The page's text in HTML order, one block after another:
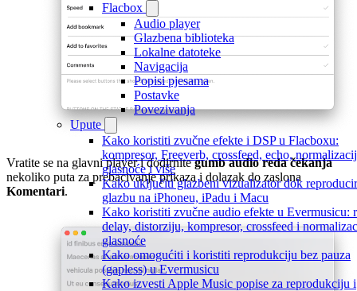
Flacbox
Audio player
Glazbena biblioteka
Lokalne datoteke
Navigacija
Popisi pjesama
Postavke
Povezivanja
Upute
Kako koristiti zvučne efekte i DSP u Flacboxu:
kompresor, Freeverb, crossfeed, echo,
glasnoće i više
Kako uključiti glazbeni vizualizator dok
glazbu na iPhoneu, iPadu i Macu
Kako koristiti zvučne audio efekte u Evermusicu:
delay, distorziju, kompresor, crossfeed i
glasnoće
Kako omogućiti i koristiti reprodukciju bez pauza
(gapless) u Evermusicu
Kako izvesti Apple Music popise za reprodukciju i
Vratite se na glavni player i dodirnitegumb audio reda čekanja
nekoliko puta za prebacivanje prikaza i dolazak do zaslona
Komentari.